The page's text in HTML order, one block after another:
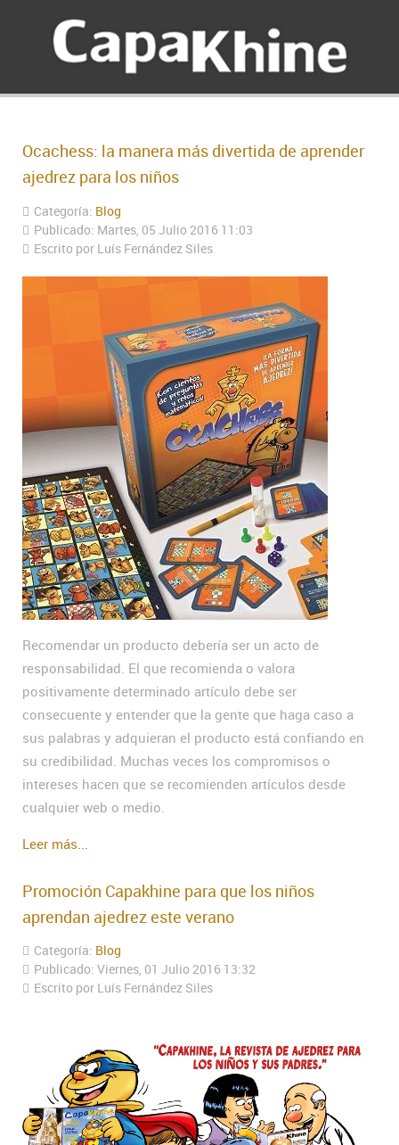
Ocachess: la manera más divertida de aprender
ajedrez para los niños
Categoría: Blog
Publicado: Martes, 05 Julio 2016 11:03
Escrito por Luís Fernández Siles
Recomendar un producto debería ser un acto de
responsabilidad. El que recomienda o valora
positivamente determinado artículo debe ser
consecuente y entender que la gente que haga caso a
sus palabras y adquieran el producto está confiando en
su credibilidad. Muchas veces los compromisos o
intereses hacen que se recomienden artículos desde
cualquier web o medio.
Leer más...
Promoción Capakhine para que los niños
aprendan ajedrez este verano
Categoría: Blog
Publicado: Viernes, 01 Julio 2016 13:32
Escrito por Luís Fernández Siles